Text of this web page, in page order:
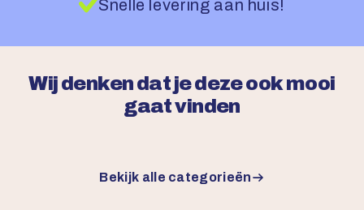
Snelle levering aan huis!
Wij denken dat je deze ook mooi
gaat vinden
Bekijk alle categorieën